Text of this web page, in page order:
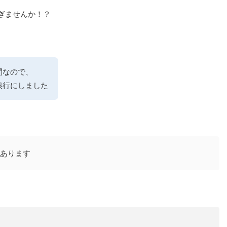
ませんか！？
ので、
にしました
ります